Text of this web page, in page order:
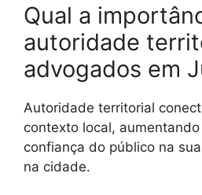
Qual a
autoridade
advogados em
Autoridade territorial
contexto local,
confiança do público na
na cidade.